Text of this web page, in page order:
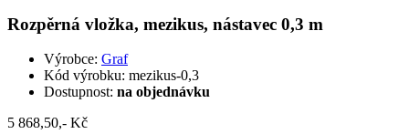
Rozpěrná vložka, mezikus, nástavec 0,3 m
Výrobce: Graf
Kód výrobku: mezikus-0,3
Dostupnost: na objednávku
5 868,50,- Kč